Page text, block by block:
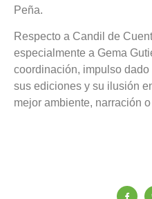
Peña.
Respecto a Candil de
especialmente a Gema
coordinación, impulso
sus ediciones y su ilusión
mejor ambiente, narración